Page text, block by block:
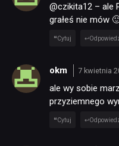
@czikita12 – ale
grałeś nie mów
Cytuj
okm 7 kwietnia
ale wy sobie
przyziemnego
Cytuj